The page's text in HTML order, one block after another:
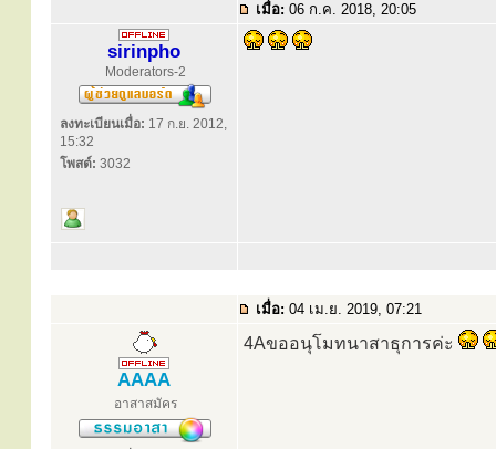
เมื่อ: 06 ก.ค. 2018, 20:05
sirinpho
Moderators-2
ลงทะเบียนเมื่อ: 17 ก.ย. 2012,
15:32
โพสต์: 3032
เมื่อ: 04 เม.ย. 2019, 07:21
AAAA
อาสาสมัคร
4Aขออนุโมทนาสาธุการค่ะ